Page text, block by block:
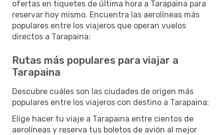
ofertas en tiquetes de última hora a Tarapaina para
reservar hoy mismo. Encuentra las aerolíneas más
populares entre los viajeros que operan vuelos
directos a Tarapaina:
Rutas más populares para viajar a
Tarapaina
Descubre cuáles son las ciudades de origen más
populares entre los viajeros con destino a Tarapaina:
Elige hacer tu viaje a Tarapaina entre cientos de
aerolíneas y reserva tus boletos de avión al mejor